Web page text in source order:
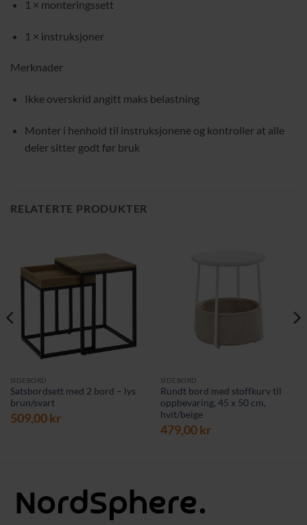
1 × monteringssett
1 × instruksjoner
Merknader
Ikke overskrid angitt maks belastning
Monter i henhold til instruksjonene og kontroller at alle
deler sitter godt før bruk
RELATERTE PRODUKTER
SIDEBORD
Satsbordsett med 2 bord – lys
brun/svart
509,00kr
SIDEBORD
Rundt bord med stoffkurv til
oppbevaring, 45 x 50 cm,
hvit/beige
479,00kr